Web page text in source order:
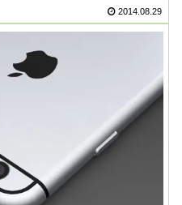
2014.08.29